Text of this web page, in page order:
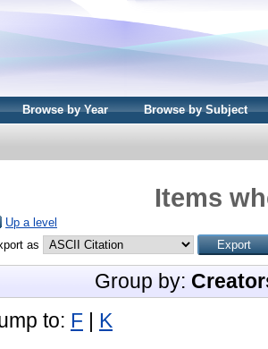
Browse by Year Browse by Subject
Items
Up a level
as
Group by:
to: F | K